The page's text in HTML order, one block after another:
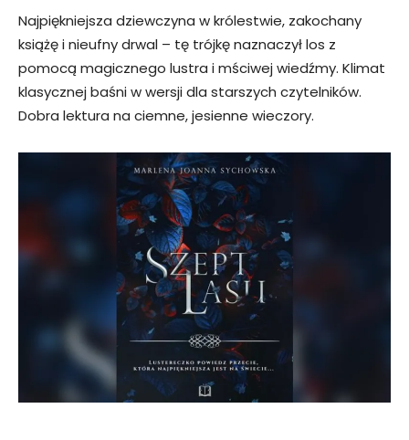
Najpiękniejsza dziewczyna w królestwie, zakochany
książę i nieufny drwal – tę trójkę naznaczył los z
pomocą magicznego lustra i mściwej wiedźmy. Klimat
klasycznej baśni w wersji dla starszych czytelników.
Dobra lektura na ciemne, jesienne wieczory.